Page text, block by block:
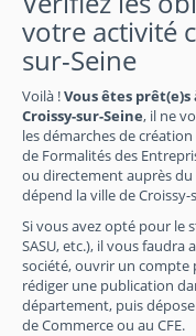
votre activité
sur-Seine
Voilà !Vous êtes
Croissy-sur-Seine, il ne
les démarches de
de Formalités des
ou directement auprès
dépend la ville de Croissy-
Si vous avez opté pour le
SASU, etc.), il vous
société, ouvrir un compte
rédiger une publication
département, puis
de Commerce ou au CFE.